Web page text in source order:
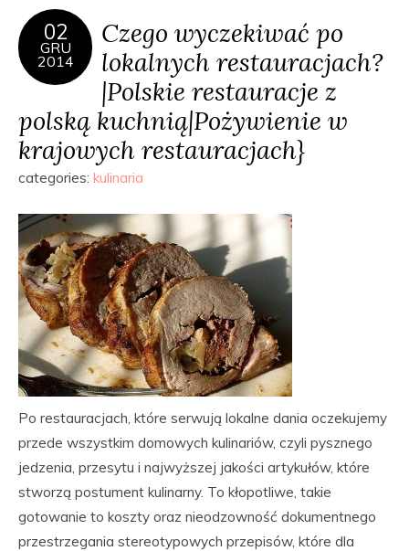
02
GRU
2014
Czego wyczekiwać po
lokalnych restauracjach?
|Polskie restauracje z
polską kuchnią|Pożywienie w
krajowych restauracjach}
categories: kulinaria
Po restauracjach, które serwują lokalne dania oczekujemy
przede wszystkim domowych kulinariów, czyli pysznego
jedzenia, przesytu i najwyższej jakości artykułów, które
stworzą postument kulinarny. To kłopotliwe, takie
gotowanie to koszty oraz nieodzowność dokumentnego
przestrzegania stereotypowych przepisów, które dla